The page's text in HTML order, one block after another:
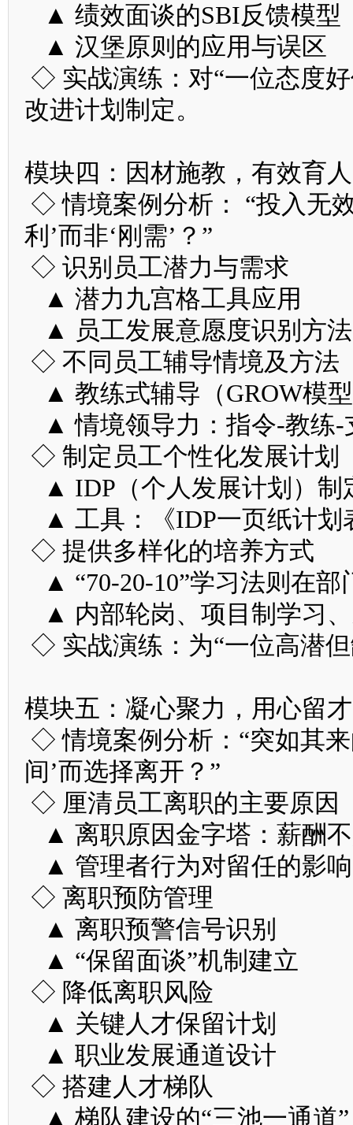
▲ 绩效面谈的SBI反馈模型
▲ 汉堡原则的应用与误区
◇ 实战演练：对“一位态度
改进计划制定。
模块四：因材施教，有效育人
◇ 情境案例分析： “投入无
利’而非‘刚需’？”
◇ 识别员工潜力与需求
▲ 潜力九宫格工具应用
▲ 员工发展意愿度识别方法
◇ 不同员工辅导情境及方法
▲ 教练式辅导（GROW模
▲ 情境领导力：指令-教练-
◇ 制定员工个性化发展计划
▲ IDP（个人发展计划）制
▲ 工具：《IDP一页纸计划
◇ 提供多样化的培养方式
▲ “70-20-10”学习法则在部
▲ 内部轮岗、项目制学习
◇ 实战演练：为“一位高潜
模块五：凝心聚力，用心留才
◇ 情境案例分析：“突如其
间’而选择离开？”
◇ 厘清员工离职的主要原因
▲ 离职原因金字塔：薪酬
▲ 管理者行为对留任的影响
◇ 离职预防管理
▲ 离职预警信号识别
▲ “保留面谈”机制建立
◇ 降低离职风险
▲ 关键人才保留计划
▲ 职业发展通道设计
◇ 搭建人才梯队
▲ 梯队建设的“三池一通道”